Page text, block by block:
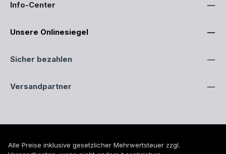
Info-Center
Unsere Onlinesiegel
Sicher bezahlen
Versandpartner
Alle Preise inklusive gesetzlicher Mehrwertsteuer zzgl.